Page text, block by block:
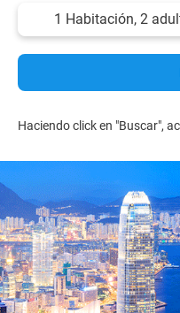
1 Habitación, 2
Haciendo click en "Buscar",